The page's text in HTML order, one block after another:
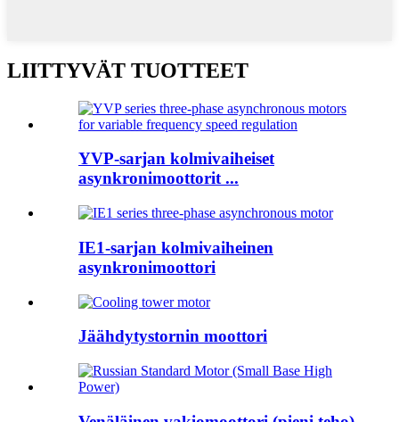
LIITTYVÄT TUOTTEET
YVP-sarjan kolmivaiheiset
asynkronimoottorit ...
IE1-sarjan kolmivaiheinen
asynkronimoottori
Jäähdytystornin moottori